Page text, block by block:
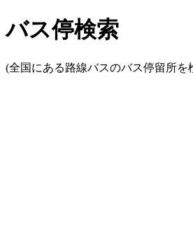
バス停検索
(全国にある路線バスのバス停留所を